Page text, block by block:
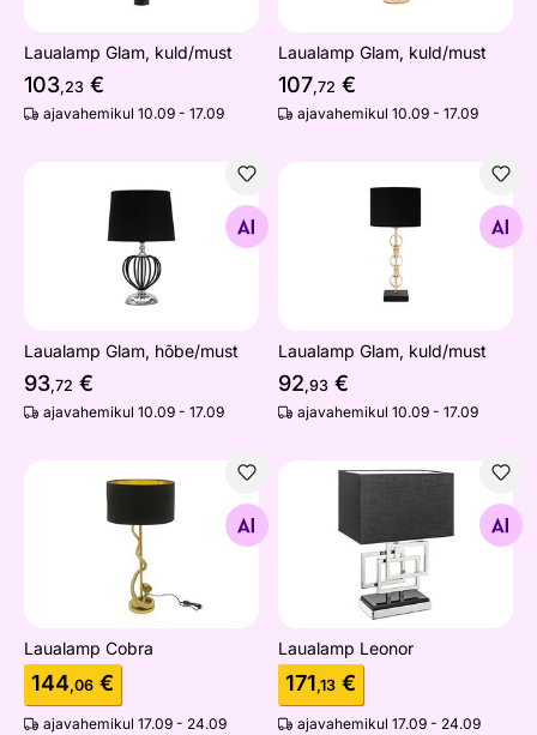
Laualamp Glam, kuld/must
103,23 €
ajavahemikul 10.09 - 17.09
Laualamp Glam, kuld/must
107,72 €
ajavahemikul 10.09 - 17.09
Laualamp Glam, hõbe/must
Otsi sarnaseid
Laualamp Glam, hõbe/must
93,72 €
ajavahemikul 10.09 - 17.09
Laualamp Glam, kuld/must
Otsi sarnaseid
Laualamp Glam, kuld/must
92,93 €
ajavahemikul 10.09 - 17.09
Laualamp Cobra
Otsi sarnaseid
Laualamp Cobra
144,06 €
ajavahemikul 17.09 - 24.09
Laualamp Leonor
171,13 €
ajavahemikul 17.09 - 24.09